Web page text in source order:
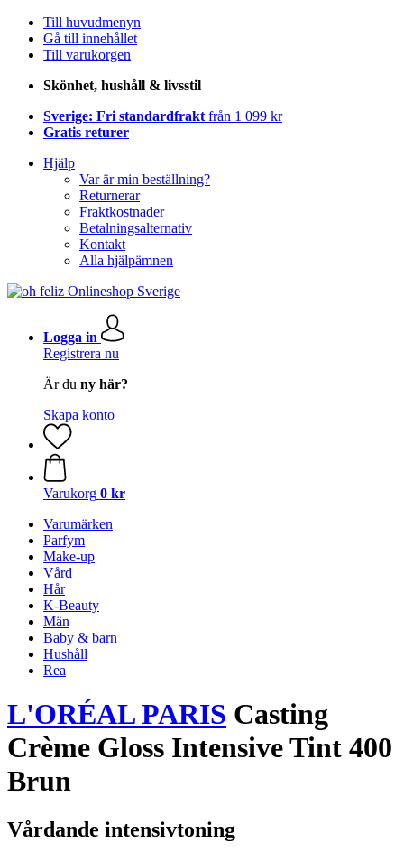
Till huvudmenyn
Gå till innehållet
Till varukorgen
Skönhet, hushåll & livsstil
Sverige: Fri standardfrakt från 1 099 kr
Gratis returer
Hjälp
Var är min beställning?
Returnerar
Fraktkostnader
Betalningsalternativ
Kontakt
Alla hjälpämnen
Logga in
Registrera nu
Är du ny här?
Skapa konto
Varukorg 0 kr
Varumärken
Parfym
Make-up
Vård
Hår
K-Beauty
Män
Baby & barn
Hushåll
Rea
L'ORÉAL PARIS Casting
Crème Gloss Intensive Tint 400
Brun
Vårdande intensivtoning